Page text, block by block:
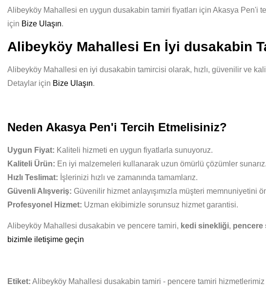
Alibeyköy Mahallesi en uygun dusakabin tamiri fiyatları için Akasya Pen'i
için Bize Ulaşın.
Alibeyköy Mahallesi En İyi dusakabin
Alibeyköy Mahallesi en iyi dusakabin tamircisi olarak, hızlı, güvenilir ve
Detaylar için Bize Ulaşın.
Neden Akasya Pen'i Tercih Etmelisiniz?
Uygun Fiyat: Kaliteli hizmeti en uygun fiyatlarla sunuyoruz.
Kaliteli Ürün: En iyi malzemeleri kullanarak uzun ömürlü çözümler sunarız.
Hızlı Teslimat: İşlerinizi hızlı ve zamanında tamamlarız.
Güvenli Alışveriş: Güvenilir hizmet anlayışımızla müşteri memnuniyetini
Profesyonel Hizmet: Uzman ekibimizle sorunsuz hizmet garantisi.
Alibeyköy Mahallesi dusakabin ve pencere tamiri, kedi sinekliği, pencere
bizimle iletişime geçin
Etiket: Alibeyköy Mahallesi dusakabin tamiri - pencere tamiri hizmetlerimiz